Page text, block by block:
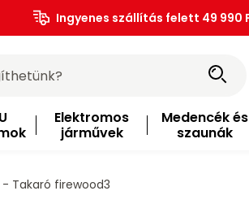
Ingyenes szállítás felett 49 990
Elektromos
járművek
Medencék és
szaunák
- Takaró firewood3